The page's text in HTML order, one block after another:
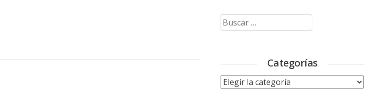
Buscar:
Categorías
Categorías